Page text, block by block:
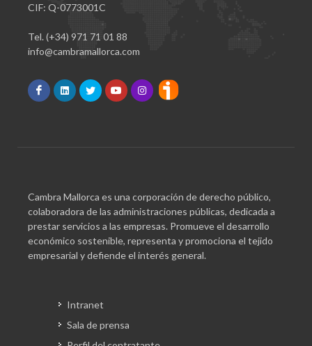
CIF: Q-0773001C
Tel. (+34) 971 71 01 88
info@cambramallorca.com
Cambra Mallorca es una corporación de derecho público,
colaboradora de las administraciones públicas, dedicada a
prestar servicios a las empresas. Promueve el desarrollo
económico sostenible, representa y promociona el tejido
empresarial y defiende el interés general.
Intranet
Sala de prensa